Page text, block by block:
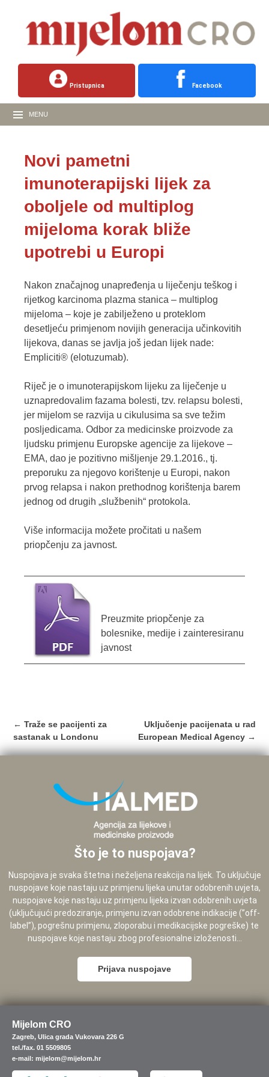
Pristupnica Facebook
MENU
Novi pametni
imunoterapijski lijek za
oboljele od multiplog
mijeloma korak bliže
upotrebi u Europi
Nakon značajnog unapređenja u liječenju teškog i
rijetkog karcinoma plazma stanica – multiplog
mijeloma – koje je zabilježeno u proteklom
desetljeću primjenom novijih generacija učinkovitih
lijekova, danas se javlja još jedan lijek nade:
Empliciti® (elotuzumab).
Riječ je o imunoterapijskom lijeku za liječenje u
uznapredovalim fazama bolesti, tzv. relapsu bolesti,
jer mijelom se razvija u cikulusima sa sve težim
posljedicama. Odbor za medicinske proizvode za
ljudsku primjenu Europske agencije za lijekove –
EMA, dao je pozitivno mišljenje 29.1.2016., tj.
preporuku za njegovo korištenje u Europi, nakon
prvog relapsa i nakon prethodnog korištenja barem
jednog od drugih „službenih“ protokola.
Više informacija možete pročitati u našem
priopčenju za javnost.
Preuzmite priopčenje za
bolesnike, medije i zainteresiranu
javnost
Post
navigation
← Traže se pacijenti za
sastanak u Londonu
Uključenje pacijenata u rad
European Medical Agency →
Što je to nuspojava?
Nuspojava je svaka štetna i neželjena reakcija na lijek. To uključuje
nuspojave koje nastaju uz primjenu lijeka unutar odobrenih uvjeta,
nuspojave koje nastaju uz primjenu lijeka izvan odobrenih uvjeta
(uključujući predoziranje, primjenu izvan odobrene indikacije (”off-
label”), pogrešnu primjenu, zloporabu i medikacijske pogreške) te
nuspojave koje nastaju zbog profesionalne izloženosti...
Prijava nuspojave
Mijelom CRO
Zagreb, Ulica grada Vukovara 226 G
tel./fax. 01 5509805
e-mail: mijelom@mijelom.hr